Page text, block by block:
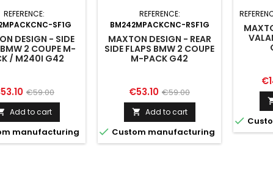
REFERENCE:
SF1G
DESIGN - SIDE
2 COUPE M-
/ M240I G42
Regular
price
€59.00
Add to cart
manufacturing
REFERENCE:
BM242MPACKCNC-RSF1G
MAXTON DESIGN - REAR
SIDE FLAPS BMW 2 COUPE
M-PACK G42
Price
€53.10 Regular
price
€59.00
 Add to cart
 Custom manufacturing
